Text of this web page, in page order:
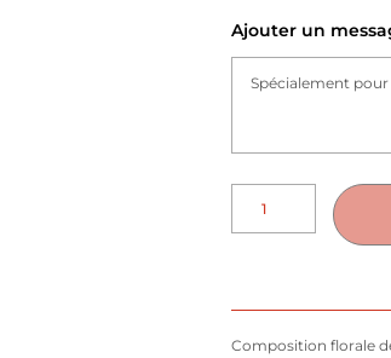
Ajouter un
Composition florale